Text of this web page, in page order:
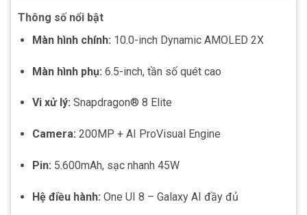
Thông số nổi bật
Màn hình chính: 10.0-inch Dynamic AMOLED 2X
Màn hình phụ: 6.5-inch, tần số quét cao
Vi xử lý: Snapdragon® 8 Elite
Camera: 200MP + AI ProVisual Engine
Pin: 5.600mAh, sạc nhanh 45W
Hệ điều hành: One UI 8 – Galaxy AI đầy đủ